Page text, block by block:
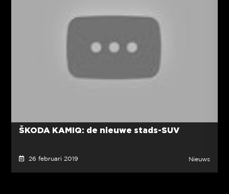
ŠKODA KAMIQ: de nieuwe stads-SUV
26 februari 2019 Nieuws